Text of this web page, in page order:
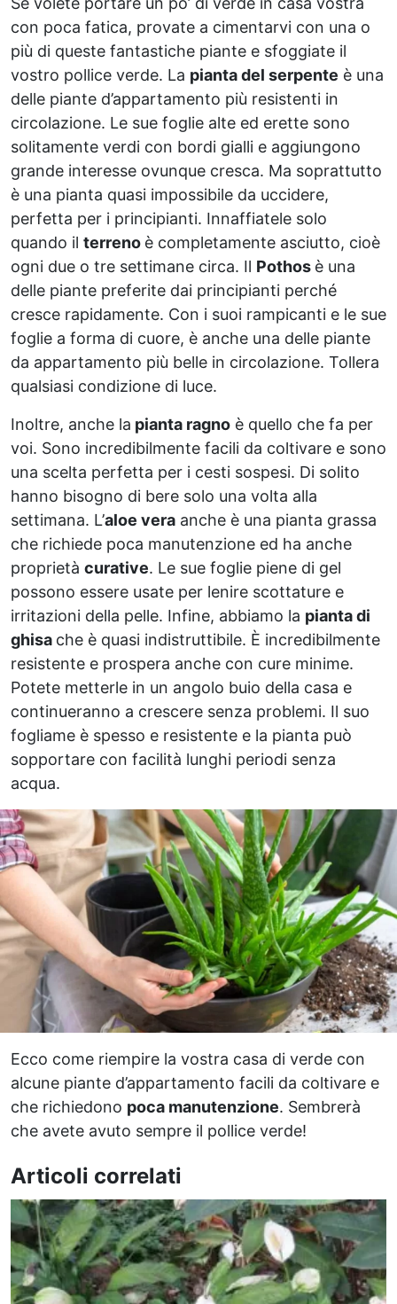
con poca fatica, provate a cimentarvi con una o
più di queste fantastiche piante e sfoggiate il
vostro pollice verde. La pianta del serpente è una
delle piante d’appartamento più resistenti in
circolazione. Le sue foglie alte ed erette sono
solitamente verdi con bordi gialli e aggiungono
grande interesse ovunque cresca. Ma soprattutto
è una pianta quasi impossibile da uccidere,
perfetta per i principianti. Innaffiatele solo
quando il terreno è completamente asciutto, cioè
ogni due o tre settimane circa. Il Pothos è una
delle piante preferite dai principianti perché
cresce rapidamente. Con i suoi rampicanti e le sue
foglie a forma di cuore, è anche una delle piante
da appartamento più belle in circolazione. Tollera
qualsiasi condizione di luce.
Inoltre, anche la pianta ragno è quello che fa per
voi. Sono incredibilmente facili da coltivare e sono
una scelta perfetta per i cesti sospesi. Di solito
hanno bisogno di bere solo una volta alla
settimana. L’aloe vera anche è una pianta grassa
che richiede poca manutenzione ed ha anche
proprietà curative. Le sue foglie piene di gel
possono essere usate per lenire scottature e
irritazioni della pelle. Infine, abbiamo la pianta di
ghisa che è quasi indistruttibile. È incredibilmente
resistente e prospera anche con cure minime.
Potete metterle in un angolo buio della casa e
continueranno a crescere senza problemi. Il suo
fogliame è spesso e resistente e la pianta può
sopportare con facilità lunghi periodi senza
acqua.
Ecco come riempire la vostra casa di verde con
alcune piante d’appartamento facili da coltivare e
che richiedono poca manutenzione. Sembrerà
che avete avuto sempre il pollice verde!
Articoli correlati